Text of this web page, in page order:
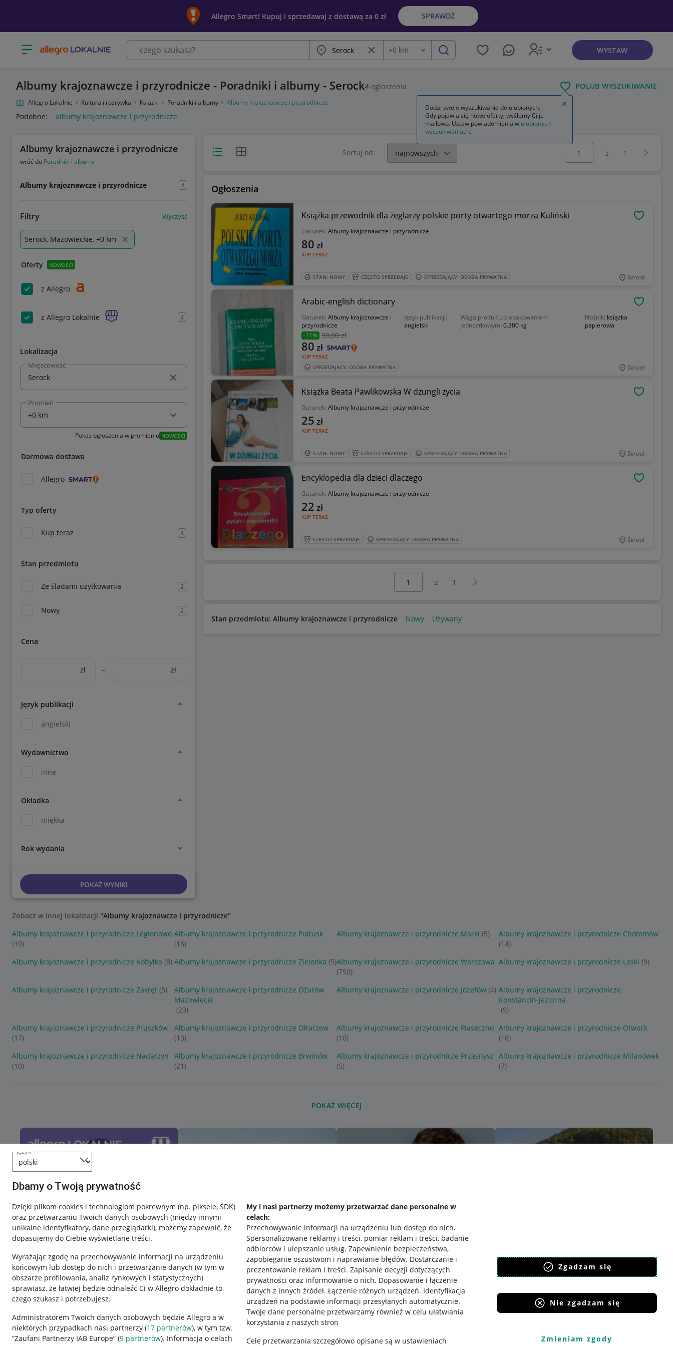
język
Dbamy o Twoją prywatność
Dzięki plikom cookies i technologiom pokrewnym (np. piksele, SDK)
oraz przetwarzaniu Twoich danych osobowych (między innymi
unikalne identyfikatory, dane przeglądarki), możemy zapewnić, że
dopasujemy do Ciebie wyświetlane treści.
Wyrażając zgodę na przechowywanie informacji na urządzeniu
końcowym lub dostęp do nich i przetwarzanie danych (w tym w
obszarze profilowania, analiz rynkowych i statystycznych)
sprawiasz, że łatwiej będzie odnaleźć Ci w Allegro dokładnie to,
czego szukasz i potrzebujesz.
Administratorem Twoich danych osobowych będzie Allegro a w
niektórych przypadkach nasi partnerzy (17 partnerów), w tym tzw.
“Zaufani Partnerzy IAB Europe” (9 partnerów). Informacja o celach
My i nasi partnerzy możemy przetwarzać dane personalne w
celach:
Przechowywanie informacji na urządzeniu lub dostęp do nich.
Spersonalizowane reklamy i treści, pomiar reklam i treści, badanie
odbiorców i ulepszanie usług. Zapewnienie bezpieczeństwa,
zapobieganie oszustwom i naprawianie błędów. Dostarczanie i
prezentowanie reklam i treści. Zapisanie decyzji dotyczących
prywatności oraz informowanie o nich. Dopasowanie i łączenie
danych z innych źródeł. Łączenie różnych urządzeń. Identyfikacja
urządzeń na podstawie informacji przesyłanych automatycznie.
Twoje dane personalne przetwarzamy również w celu ułatwiania
korzystania z naszych stron
Cele przetwarzania szczegółowo opisane są w ustawieniach
Zgadzam się
Nie zgadzam się
Zmieniam zgody
Allegro Smart! Kupuj i sprzedawaj z dostawą za 0 zł SPRAWDŹ
Otwórz menu z kategoriami Miasto Wyczyść frazę
Odległość
+0 km szukaj WYSTAW
Albumy krajoznawcze i przyrodnicze - Poradniki i albumy - Serock4 ogłoszenia POLUB WYSZUKIWANIE
Allegro Lokalnie Kultura i rozrywka Książki Poradniki i albumy Albumy krajoznawcze i przyrodnicze
Podobne: albumy krajoznawcze i przyrodnicze
Albumy krajoznawcze i przyrodnicze
wróć do Poradniki i albumy
Albumy krajoznawcze i przyrodnicze 4
Filtry Wyczyść
Serock, Mazowieckie, +0 km
Oferty NOWOŚĆ!
z Allegro
z Allegro Lokalnie 4
Lokalizacja
Miejscowość
Promień
Pokaż ogłoszenia w promieniu NOWOŚĆ!
Darmowa dostawa
Allegro
Typ oferty
Kup teraz 4
Stan przedmiotu
Ze śladami użytkowania 2
Nowy 2
Cena
zł – zł
Język publikacji
angielski
Wydawnictwo
inne
Okładka
miękka
Rok wydania
POKAŻ WYNIKI
Widok listyWidok siatki Sortuj od:
Wybierz stronę:
z 1
Ogłoszenia
Książka przewodnik dla żeglarzy polskie porty otwartego morza Kuliński
Gatunek: Albumy krajoznawcze i przyrodnicze
KUP TERAZ
80 zł
STAN: NOWY CZĘSTO SPRZEDAJE SPRZEDAJĄCY: OSOBA PRYWATNA Serock
Arabic-english dictionary
Gatunek: Albumy krajoznawcze i
przyrodnicze
Język publikacji:
angielski
Waga produktu z opakowaniem
jednostkowym:0.300 kg
Nośnik: książka
papierowa
-11% 90,00 zł
KUP TERAZ
80 zł
SPRZEDAJĄCY: OSOBA PRYWATNA Serock
Książka Beata Pawlikowska W dżungli życia
Gatunek: Albumy krajoznawcze i przyrodnicze
KUP TERAZ
25 zł
STAN: NOWY CZĘSTO SPRZEDAJE SPRZEDAJĄCY: OSOBA PRYWATNA Serock
Encyklopedia dla dzieci dlaczego
Gatunek: Albumy krajoznawcze i przyrodnicze
KUP TERAZ
22 zł
CZĘSTO SPRZEDAJE SPRZEDAJĄCY: OSOBA PRYWATNA Serock
z 1 Następna strona
Stan przedmiotu: Albumy krajoznawcze i przyrodnicze Nowy Używany
Zobacz w innej lokalizacji "Albumy krajoznawcze i przyrodnicze"
Albumy krajoznawcze i przyrodnicze Legionowo
(19)
Albumy krajoznawcze i przyrodnicze Pułtusk
(16)
Albumy krajoznawcze i przyrodnicze Marki (5)
Albumy krajoznawcze i przyrodnicze Chotomów
(14)
Albumy krajoznawcze i przyrodnicze Kobyłka (8) Albumy krajoznawcze i przyrodnicze Zielonka (5)Albumy krajoznawcze i przyrodnicze Warszawa
(750)
Albumy krajoznawcze i przyrodnicze Laski (9)
Albumy krajoznawcze i przyrodnicze Zakręt (5)
Albumy krajoznawcze i przyrodnicze Ożarów
Mazowiecki
(23)
Albumy krajoznawcze i przyrodnicze Józefów (4) Albumy krajoznawcze i przyrodnicze
Konstancin-Jeziorna
(9)
Albumy krajoznawcze i przyrodnicze Pruszków
(17)
Albumy krajoznawcze i przyrodnicze Ołtarzew
(13)
Albumy krajoznawcze i przyrodnicze Piaseczno
(10)
Albumy krajoznawcze i przyrodnicze Otwock
(18)
Albumy krajoznawcze i przyrodnicze Nadarzyn
(10)
Albumy krajoznawcze i przyrodnicze Brwinów
(21)
Albumy krajoznawcze i przyrodnicze Przasnysz
(5)
Albumy krajoznawcze i przyrodnicze Milanówek
(7)
POKAŻ WIĘCEJ
Przydatne informacje
Jak to działa
Regulamin
Pobierz aplikację
Dodaj swoje wyszukiwania do ulubionych.
Gdy pojawią się nowe oferty, wyślemy Ci je
mailowo. Ustaw powiadomienia w ulubionych
wyszukiwaniach.
Zamknij wskazówkę